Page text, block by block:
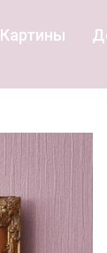
Картины